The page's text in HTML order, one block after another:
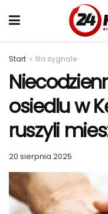
Start Na sygnale
osiedlu w
ruszyli
20 sierpnia 2025